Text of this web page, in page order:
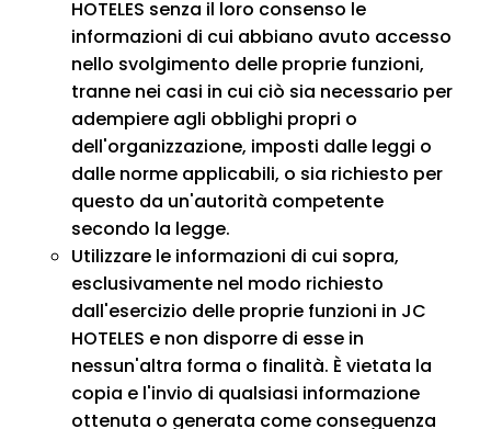
HOTELES senza il loro consenso le
informazioni di cui abbiano avuto accesso
nello svolgimento delle proprie funzioni,
tranne nei casi in cui ciò sia necessario per
adempiere agli obblighi propri o
dell'organizzazione, imposti dalle leggi o
dalle norme applicabili, o sia richiesto per
questo da un'autorità competente
secondo la legge.
Utilizzare le informazioni di cui sopra,
esclusivamente nel modo richiesto
dall'esercizio delle proprie funzioni in JC
HOTELES e non disporre di esse in
nessun'altra forma o finalità. È vietata la
copia e l'invio di qualsiasi informazione
ottenuta o generata come conseguenza